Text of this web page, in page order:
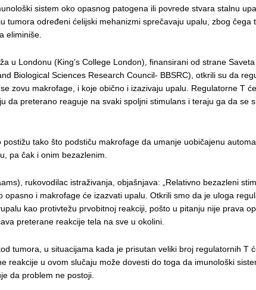
sistem oko opasnog patogena ili povrede stvara stalnu
tumora određeni ćelijski mehanizmi sprečavaju upalu, zbog
eliminiše.
u Londonu (King’s College London), finansirani od strane
Biological Sciences Research Council- BBSRC), otkrili su da
zovu makrofage, i koje obično i izazivaju upalu. Regulatorne T
da preterano reaguje na svaki spoljni stimulans i teraju ga da se
postižu tako što podstiču makrofage da umanje uobičajenu
pa čak i onim bezazlenim.
rukovodilac istraživanja, objašnjava: „Relativno bezazleni
opasno i makrofage će izazvati upalu. Otkrili smo da je uloga
kao protivtežu prvobitnoj reakciji, pošto u pitanju nije prava
preterane reakcije tela na sve u okolini.
tumora, u situacijama kada je prisutan veliki broj regulatornih T
reakcije u ovom slučaju može dovesti do toga da imunološki
da problem ne postoji.